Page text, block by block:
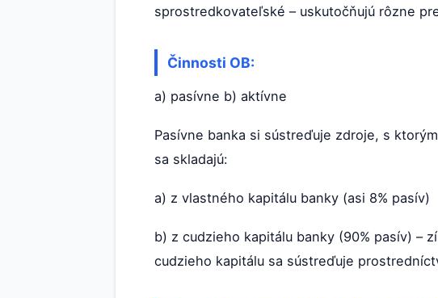
sprostredkovateľské – uskutočňujú rôzne
Činnosti OB:
a) pasívne b) aktívne
Pasívne banka si sústreďuje zdroje, s
sa skladajú:
a) z vlastného kapitálu banky (asi 8% pasív)
b) z cudzieho kapitálu banky (90% pasív) –
cudzieho kapitálu sa sústreďuje